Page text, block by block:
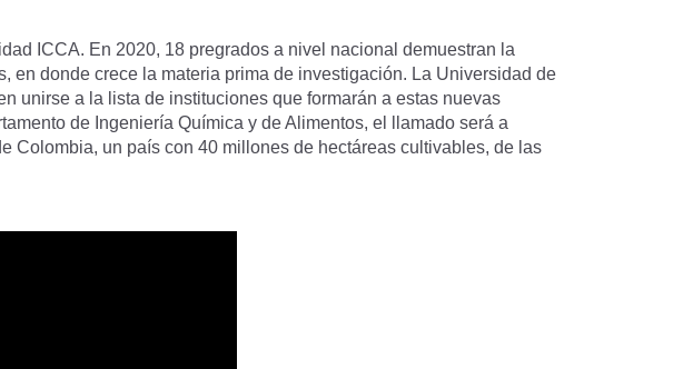
ICCA. En 2020, 18 pregrados a nivel nacional demuestran la
en donde crece la materia prima de investigación. La Universidad de
unirse a la lista de instituciones que formarán a estas nuevas
de Ingeniería Química y de Alimentos, el llamado será a
Colombia, un país con 40 millones de hectáreas cultivables, de las